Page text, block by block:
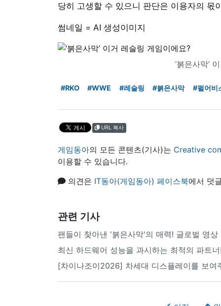
당히 고생할 수 있으니 판단은 이용자의 몫
썸네일 = AI 생성이미지
‘붉은사막’
#RKO #WWE #레슬링 #붉은사막 #펄어비
URL 복사
게임동아의 모든 콘텐츠(기사)는 Creative
이용할 수 있습니다.
의견은 IT동아(게임동아) 페이스북에서 덧
관련 기사
팬들이 찾아낸 '붉은사막'의 매력! 글로벌 영
최신 하드웨어 성능을 과시하는 최적의 파트
[차이나조이2026] 차세대 디스플레이를 보여